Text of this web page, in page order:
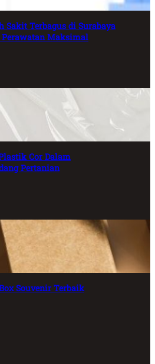
Terbagus di Surabaya
Maksimal
Cor Dalam
Pertanian
Souvenir Terbaik